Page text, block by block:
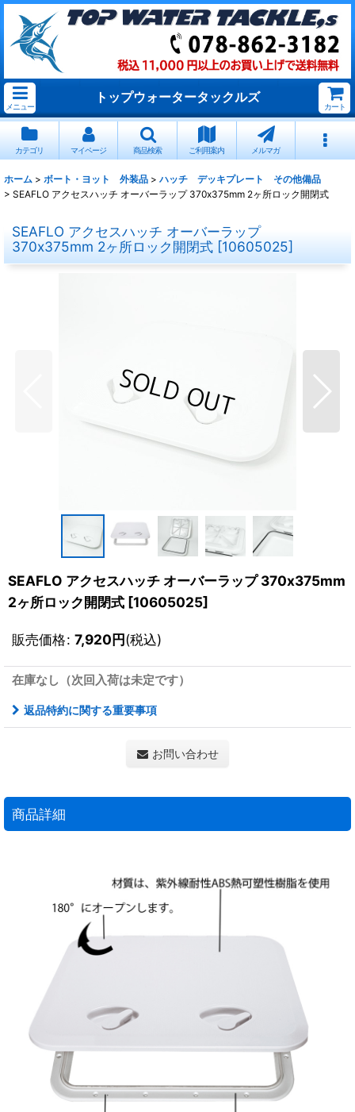
メニュー
トップウォータータックルズ
カート
カテゴリ マイページ 商品検索 ご利用案内 メルマガ
ホーム > ボート・ヨット 外装品 > ハッチ デッキプレート その他備品
> SEAFLO アクセスハッチ オーバーラップ 370x375mm 2ヶ所ロック開閉式
SEAFLO アクセスハッチ オーバーラップ
370x375mm 2ヶ所ロック開閉式 [10605025]
SEAFLO アクセスハッチ オーバーラップ 370x375mm
2ヶ所ロック開閉式 [10605025]
販売価格: 7,920円(税込)
在庫なし（次回入荷は未定です）
返品特約に関する重要事項
お問い合わせ
商品詳細